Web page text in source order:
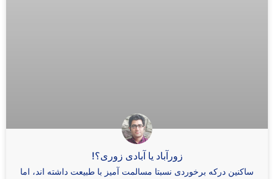
زورآباد یا آبادی زوری؟!
ساکنین درکه برخوردی نسبتا مسالمت ‌آمیز با طبیعت داشته ‌اند، اما